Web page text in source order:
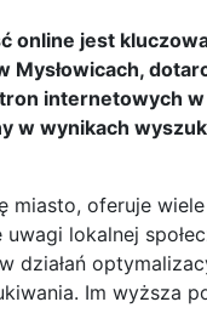
jest
Mysłowicach,
internetowych
wynikach
miasto, oferuje
lokalnej
działań
Im wyższa